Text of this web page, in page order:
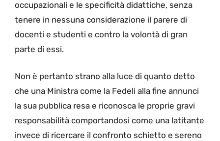
occupazionali e le specificità didattiche, senza
tenere in nessuna considerazione il parere di
docenti e studenti e contro la volontà di gran
parte di essi.
Non è pertanto strano alla luce di quanto detto
che una Ministra come la Fedeli alla fine annunci
la sua pubblica resa e riconosca le proprie gravi
responsabilità comportandosi come una latitante
invece di ricercare il confronto schietto e sereno